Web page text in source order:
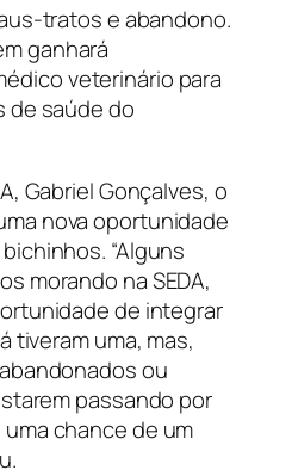
tratos e abandono.
ganhará
veterinário para
de saúde do
Gabriel Gonçalves, o
nova oportunidade
“Alguns
morando na SEDA,
de integrar
tiveram uma, mas,
ou
passando por
chance de um